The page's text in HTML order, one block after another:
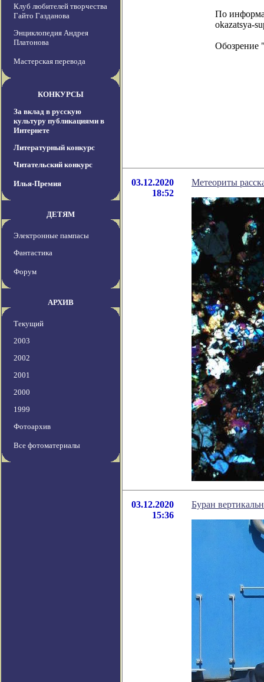
Клуб любителей творчества
Гайто Газданова
Энциклопедия Андрея
Платонова
Мастерская перевода
КОНКУРСЫ
За вклад в русскую
культуру публикациями в
Интернете
Литературный конкурс
Читательский конкурс
Илья-Премия
ДЕТЯМ
Электронные пампасы
Фантастика
Форум
АРХИВ
Текущий
2003
2002
2001
2000
1999
Фотоархив
Все фотоматериалы
По
okazatsya-
Обозрение
03.12.2020
18:52
Метеориты
03.12.2020
15:36
Буран